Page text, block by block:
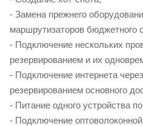
- Замена прежнего
маршрутизаторов бюджетного
- Подключение нескольких
резервированием и их
- Подключение интернета
резервированием основного
- Питание одного устройства
- Подключение